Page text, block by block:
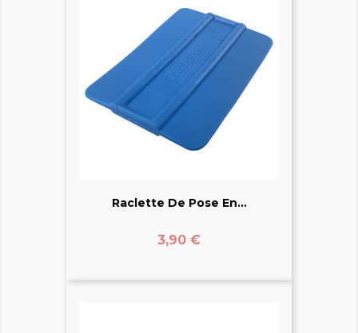
Raclette De Pose En...
Prix
3,90 €